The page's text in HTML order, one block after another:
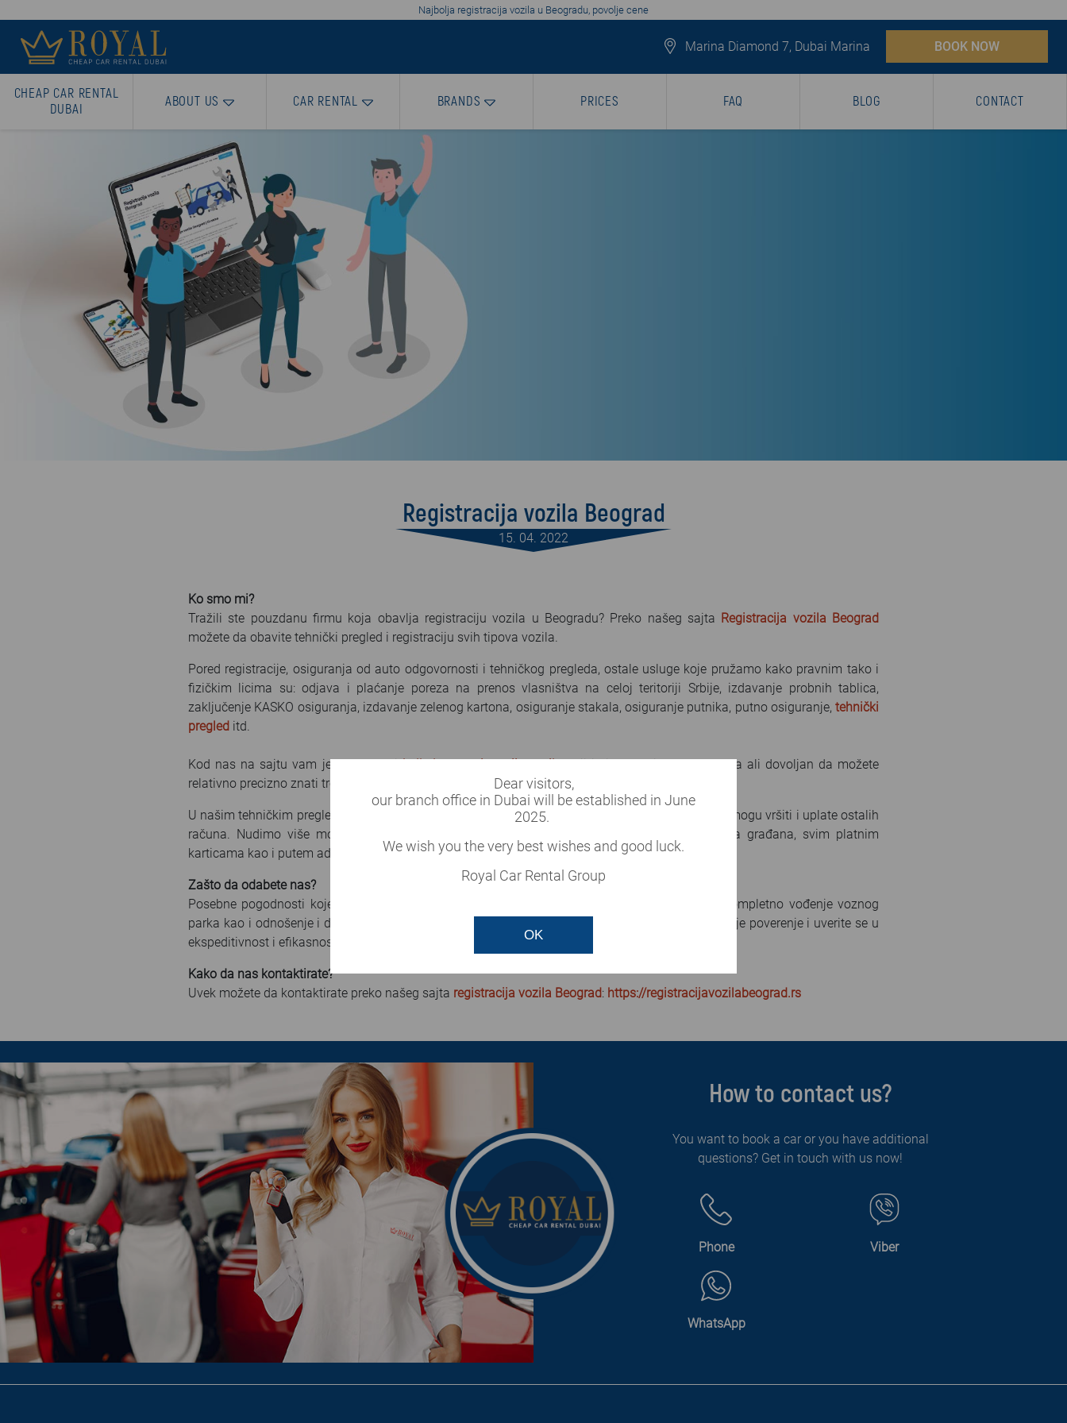
Najbolja registracija vozila u Beogradu, povolje cene
Marina Diamond 7, Dubai Marina BOOK NOW
CHEAP CAR RENTAL
DUBAI
ABOUT US CAR RENTAL BRANDS PRICES FAQ BLOG CONTACT
Registracija vozila Beograd
15. 04. 2022
Ko smo mi?
Tražili ste pouzdanu firmu koja obavlja registraciju vozila u Beogradu? Preko našeg sajta Registracija vozila Beograd
možete da obavite tehnički pregled i registraciju svih tipova vozila.
Pored registracije, osiguranja od auto odgovornosti i tehničkog pregleda, ostale usluge koje pružamo kako pravnim tako i
fizičkim licima su: odjava i plaćanje poreza na prenos vlasništva na celoj teritoriji Srbije, izdavanje probnih tablica,
zaključenje KASKO osiguranja, izdavanje zelenog kartona, osiguranje stakala, osiguranje putnika, putno osiguranje, tehnički
pregled itd.
Kod nas na sajtu vam je dostupan ikalkulator registracije vozilakoji je informativnog karaktera ali dovoljan da možete
relativno precizno znati troškove vaše registracije
U našim tehničkim pregledima funkcioniše i šalter POŠTE gde se pored svih taksi za registraciju, mogu vršiti i uplate ostalih
računa. Nudimo više mogućnosti plaćanja fizičkim licima – na više mesečnih rata čekovima građana, svim platnim
karticama kao i putem administrativne zabrane.
Zašto da odabete nas?
Posebne pogodnosti koje pružamo pravnim licima u cilju dugoročne i kvalitetne saradnje je kompletno vođenje voznog
parka kao i odnošenje i donošenje dokumentacije u kratkom vremenskom roku. Ukažite nam svoje poverenje i uverite se u
ekspeditivnost i efikasnost našeg tima jer naš moto je BRZO, TAČNO I KOREKTNO.
Kako da nas kontaktirate?
Uvek možete da kontaktirate preko našeg sajta registracija vozila Beograd: https://registracijavozilabeograd.rs
How to contact us?
You want to book a car or you have additional
questions? Get in touch with us now!
Phone Viber
WhatsApp
Dear visitors,
our branch office in Dubai will be established in June
2025.
We wish you the very best wishes and good luck.
Royal Car Rental Group
OK